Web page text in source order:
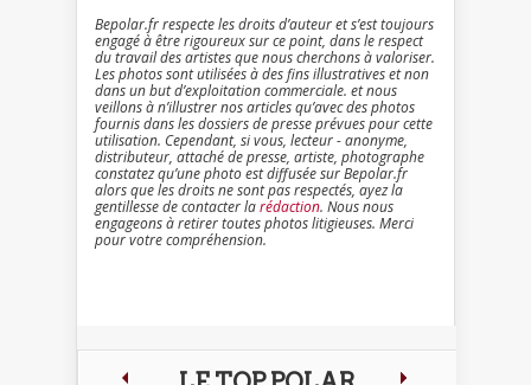
Bepolar.fr respecte les droits d’auteur et s’est toujours
engagé à être rigoureux sur ce point, dans le respect
du travail des artistes que nous cherchons à valoriser.
Les photos sont utilisées à des fins illustratives et non
dans un but d’exploitation commerciale. et nous
veillons à n’illustrer nos articles qu’avec des photos
fournis dans les dossiers de presse prévues pour cette
utilisation. Cependant, si vous, lecteur - anonyme,
distributeur, attaché de presse, artiste, photographe
constatez qu’une photo est diffusée sur Bepolar.fr
alors que les droits ne sont pas respectés, ayez la
gentillesse de contacter larédaction. Nous nous
engageons à retirer toutes photos litigieuses. Merci
pour votre compréhension.